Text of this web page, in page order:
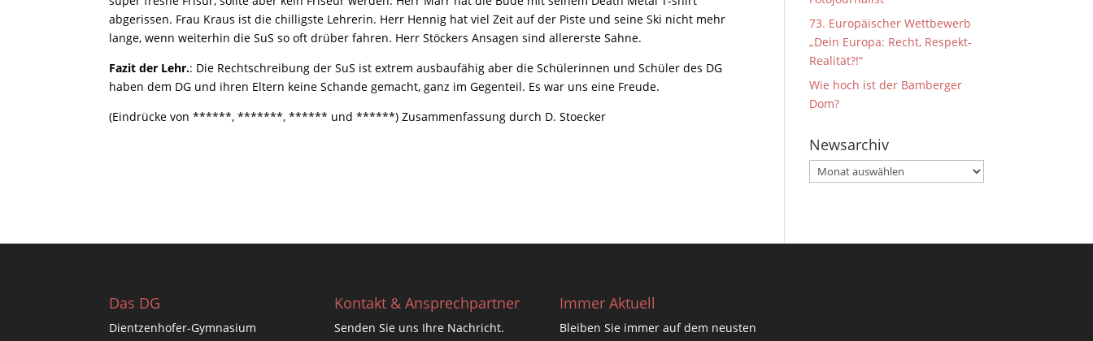
abgerissen. Frau Kraus ist die chilligste Lehrerin. Herr Hennig hat viel Zeit auf der Piste und seine Ski nicht mehr
lange, wenn weiterhin die SuS so oft drüber fahren. Herr Stöckers Ansagen sind allererste Sahne.
Fazit der Lehr.: Die Rechtschreibung der SuS ist extrem ausbaufähig aber die Schülerinnen und Schüler des DG
haben dem DG und ihren Eltern keine Schande gemacht, ganz im Gegenteil. Es war uns eine Freude.
(Eindrücke von ******, *******, ****** und ******) Zusammenfassung durch D. Stoecker
73. Europäischer Wettbewerb
„Dein Europa: Recht, Respekt-
Realität?!“
Wie hoch ist der Bamberger
Dom?
Newsarchiv
Newsarchiv
Das DG
Dientzenhofer-Gymnasium
Kontakt & Ansprechpartner
Senden Sie uns Ihre Nachricht.
Immer Aktuell
Bleiben Sie immer auf dem neusten